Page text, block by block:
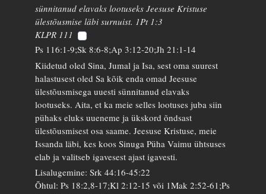
sünnitanud elavaks lootuseks Jeesuse Kristuse
ülestõusmise läbi surnuist. 1Pt 1:3
KLPR 111
Ps 116:1-9;Sk 8:6-8;Ap 3:12-20;Jh 21:1-14
Kiidetud oled Sina, Jumal ja Isa, sest oma suurest
halastusest oled Sa kõik enda omad Jeesuse
ülestõusmisega uuesti sünnitanud elavaks
lootuseks. Aita, et ka meie selles lootuses juba siin
pühaks eluks uueneme ja ükskord õndsast
ülestõusmisest osa saame. Jeesuse Kristuse, meie
Issanda läbi, kes koos Sinuga Püha Vaimu ühtsuses
elab ja valitseb igavesest ajast igavesti.
Lisalugemine: Srk 44:16-45:22
Õhtul: Ps 18:2,8-17;Kl 2:12-15 või 1Mak 2:52-61;Ps